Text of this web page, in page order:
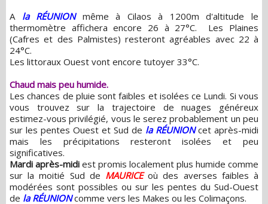
A la RÉUNIONmême à Cilaos à 1200m d'altitude le
thermomètre affichera encore 26 à 27°C. Les Plaines
(Cafres et des Palmistes) resteront agréables avec 22 à
24°C.
Les littoraux Ouest vont encore tutoyer 33°C.
Chaud mais peu humide.
Les chances de pluie sont faibles et isolées ce Lundi. Si vous
vous trouvez sur la trajectoire de nuages généreux
estimez-vous privilégié, vous le serez probablement un peu
sur les pentes Ouest et Sud de la RÉUNIONcet après-midi
mais les précipitations resteront isolées et peu
significatives.
Mardi après-midi est promis localement plus humide comme
sur la moitié Sud de MAURICEoù des averses faibles à
modérées sont possibles ou sur les pentes du Sud-Ouest
de la RÉUNIONcomme vers les Makes ou les Colimaçons.